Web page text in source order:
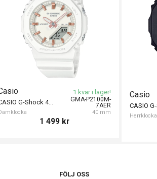
GMA-P2100M-
7AER
40 mm
CASIO G-Shock 40mm
1 kvar i lager!
1 499 kr
Casio
Herrklocka
FÖLJ OSS